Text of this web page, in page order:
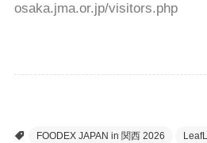
osaka.jma.or.jp/visitors.php
FOODEX JAPAN in 関西 2026